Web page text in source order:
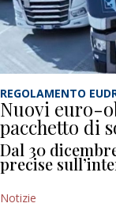
REGOLAMENTO
Nuovi euro-
pacchetto di
Dal 30
precise
Notizie